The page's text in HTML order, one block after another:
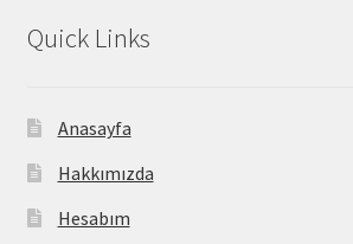
Quick Links
Anasayfa
Hakkımızda
Hesabım